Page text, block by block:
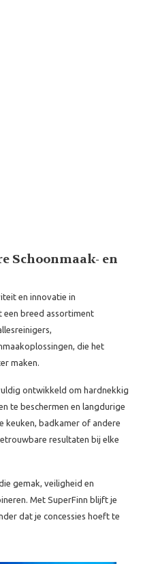
Schoonmaak- en
en innovatie in
een breed assortiment
die het
maken.
ontwikkeld om hardnekkig
te beschermen en langdurige
keuken, badkamer of andere
resultaten bij elke
gemak, veiligheid en
Met SuperFinn blijft je
dat je concessies hoeft te